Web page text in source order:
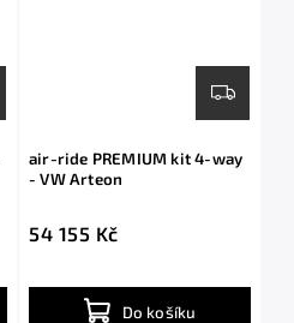
air-ride PREMIUM kit 4-way
- VW Arteon
54 155 Kč
Do košíku